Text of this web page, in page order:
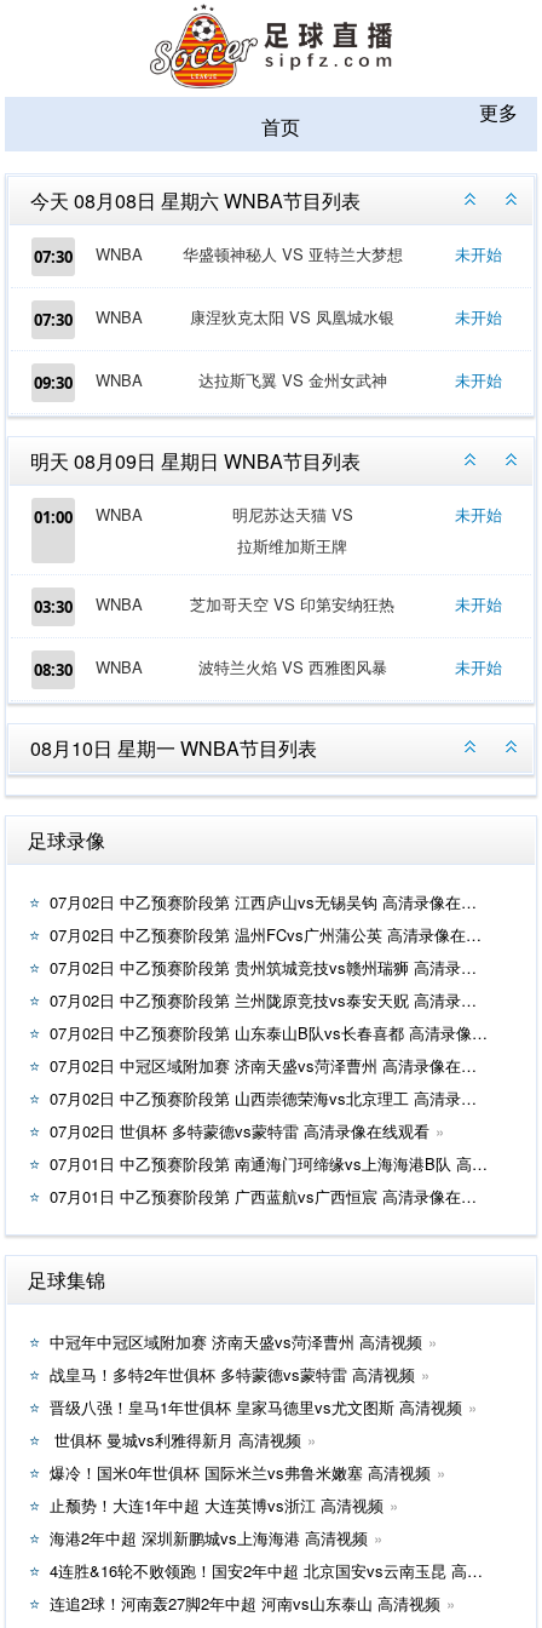
首页
更多
今天 08月08日 星期六 WNBA节目列表
07:30 WNBA 华盛顿神秘人 VS 亚特兰大梦想 未开始
07:30 WNBA 康涅狄克太阳 VS 凤凰城水银 未开始
09:30 WNBA 达拉斯飞翼 VS 金州女武神 未开始
明天 08月09日 星期日 WNBA节目列表
01:00 WNBA
明尼苏达天猫 VS
拉斯维加斯王牌
未开始
03:30 WNBA 芝加哥天空 VS 印第安纳狂热 未开始
08:30 WNBA 波特兰火焰 VS 西雅图风暴 未开始
08月10日 星期一 WNBA节目列表
足球录像
07月02日 中乙预赛阶段第 江西庐山vs无锡吴钩 高清录像在线观看
07月02日 中乙预赛阶段第 温州FCvs广州蒲公英 高清录像在线观看
07月02日 中乙预赛阶段第 贵州筑城竞技vs赣州瑞狮 高清录像在线观看
07月02日 中乙预赛阶段第 兰州陇原竞技vs泰安天贶 高清录像在线观看
07月02日 中乙预赛阶段第 山东泰山B队vs长春喜都 高清录像在线观看
07月02日 中冠区域附加赛 济南天盛vs菏泽曹州 高清录像在线观看
07月02日 中乙预赛阶段第 山西崇德荣海vs北京理工 高清录像在线观看
07月02日 世俱杯 多特蒙德vs蒙特雷 高清录像在线观看
07月01日 中乙预赛阶段第 南通海门珂缔缘vs上海海港B队 高清录像在线观看
07月01日 中乙预赛阶段第 广西蓝航vs广西恒宸 高清录像在线观看
足球集锦
中冠年中冠区域附加赛 济南天盛vs菏泽曹州 高清视频
战皇马！多特2年世俱杯 多特蒙德vs蒙特雷 高清视频
晋级八强！皇马1年世俱杯 皇家马德里vs尤文图斯 高清视频
世俱杯 曼城vs利雅得新月 高清视频
爆冷！国米0年世俱杯 国际米兰vs弗鲁米嫩塞 高清视频
止颓势！大连1年中超 大连英博vs浙江 高清视频
海港2年中超 深圳新鹏城vs上海海港 高清视频
4连胜&16轮不败领跑！国安2年中超 北京国安vs云南玉昆 高清视频
连追2球！河南轰27脚2年中超 河南vs山东泰山 高清视频